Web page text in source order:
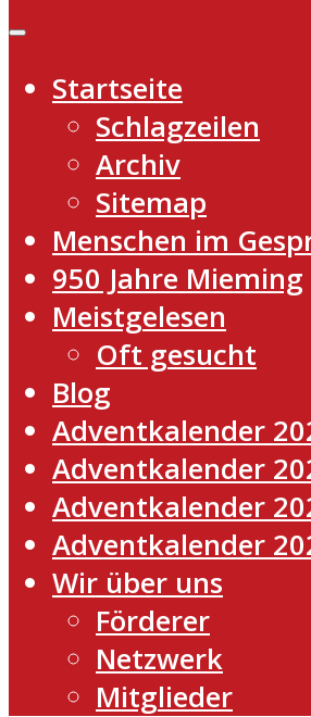
Startseite
Schlagzeilen
Archiv
Sitemap
Menschen im
950 Jahre Mieming
Meistgelesen
Oft gesucht
Blog
Adventkalender
Adventkalender
Adventkalender
Adventkalender
Wir über uns
Förderer
Netzwerk
Mitglieder